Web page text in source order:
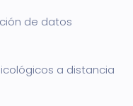
de datos
a distancia